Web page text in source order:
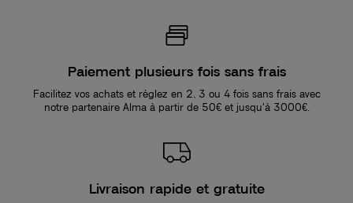
Paiement plusieurs fois sans frais
Facilitez vos achats et réglez en 2, 3 ou 4 fois sans frais avec
notre partenaire Alma à partir de 50€ et jusqu'à 3000€.
Livraison rapide et gratuite